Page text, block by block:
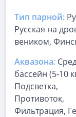
Тип парной:
Русская на
веником,
Аквазона:
бассейн (5-10
Подсветка,
Противоток,
Фильтрация,